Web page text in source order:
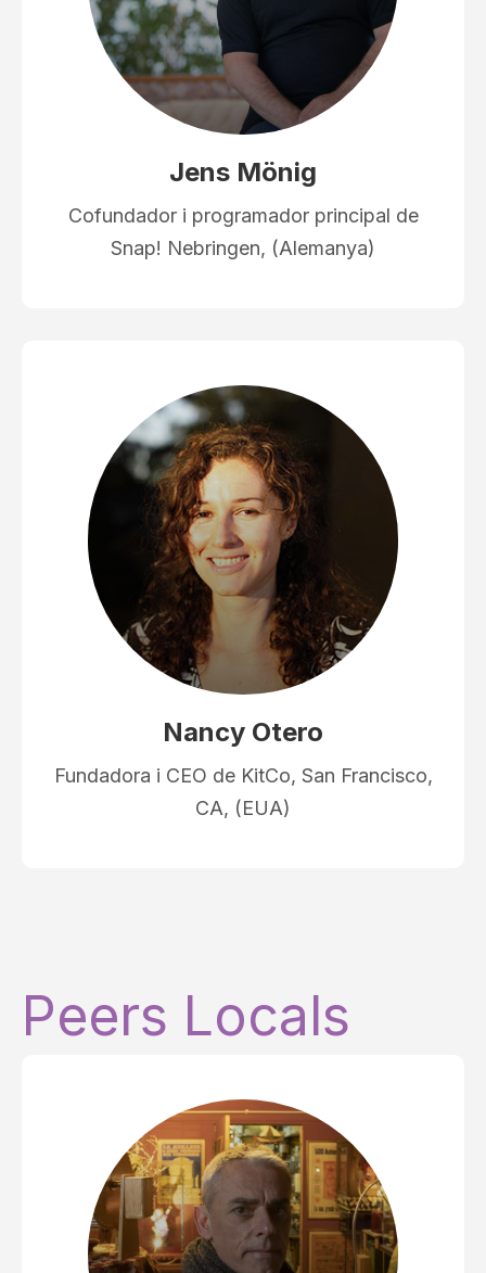
Jens Mönig
Cofundador i programador principal de
Snap! Nebringen, (Alemanya)
Nancy Otero
Fundadora i CEO de KitCo, San Francisco,
CA, (EUA)
Peers Locals